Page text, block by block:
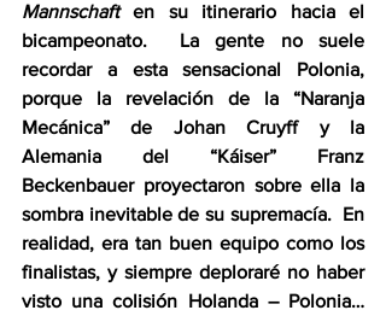
Mannschaft en su itinerario hacia el
bicampeonato.  La gente no suele
recordar a esta sensacional Polonia,
porque la revelación de la “Naranja
Mecánica” de Johan Cruyff y la
Alemania del “Káiser” Franz
Beckenbauer proyectaron sobre ella la
sombra inevitable de su supremacía.  En
realidad, era tan buen equipo como los
finalistas, y siempre deploraré no haber
visto una colisión Holanda – Polonia…